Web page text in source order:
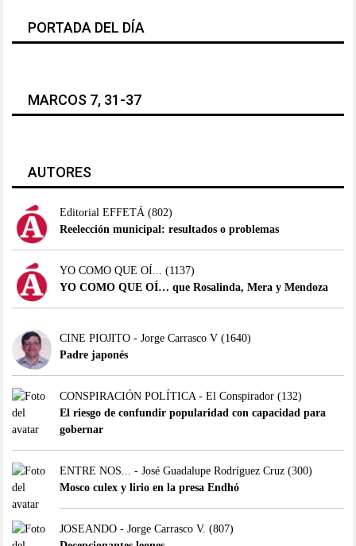
PORTADA DEL DÍA
MARCOS 7, 31-37
AUTORES
Editorial EFFETÁ(802)
Reelección municipal: resultados o problemas
YO COMO QUE OÍ... (1137)
YO COMO QUE OÍ… que Rosalinda, Mera y Mendoza
CINE PIOJITO - Jorge Carrasco V(1640)
Padre japonés
CONSPIRACIÓN POLÍTICA - El Conspirador(132)
El riesgo de confundir popularidad con capacidad para
gobernar
ENTRE NOS... - José Guadalupe Rodríguez Cruz(300)
Mosco culex y lirio en la presa Endhó
JOSEANDO - Jorge Carrasco V. (807)